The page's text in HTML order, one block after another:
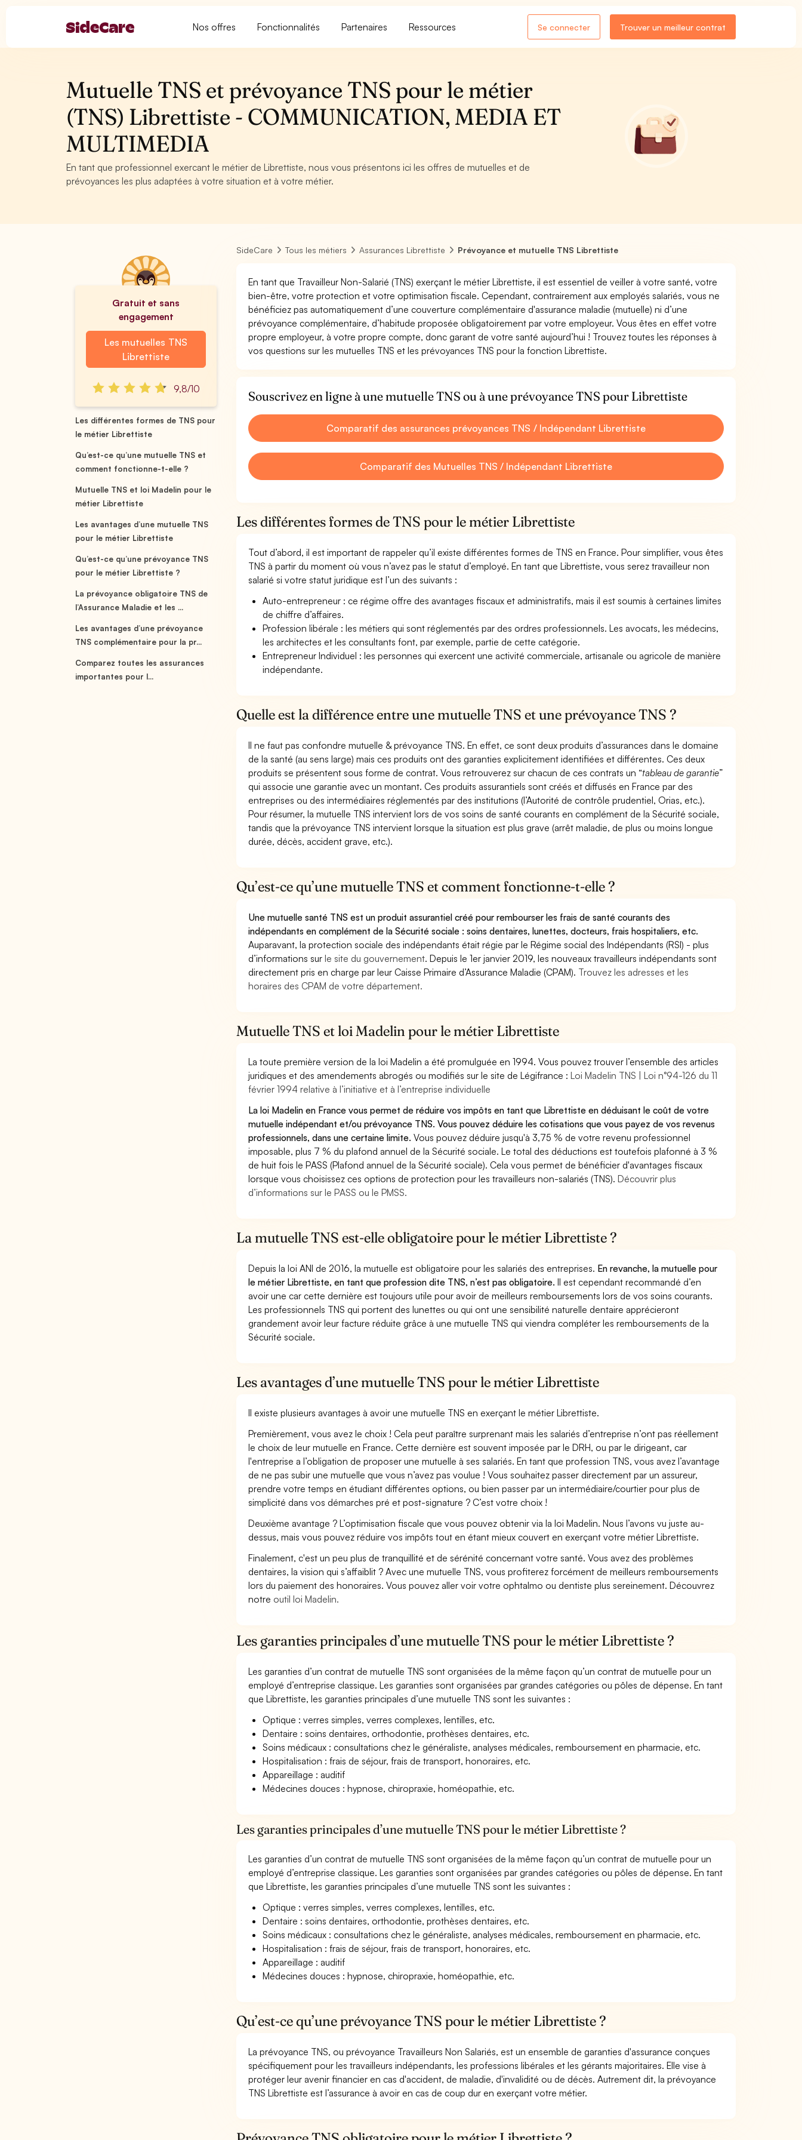
Nos offres Fonctionnalités Partenaires Ressources Se connecter Trouver un meilleur contrat
Mutuelle TNS et prévoyance TNS pour le métier
(TNS) Librettiste - COMMUNICATION, MEDIA ET
MULTIMEDIA
En tant que professionnel exercant le métier de Librettiste, nous vous présentons ici les offres de mutuelles et de
prévoyances les plus adaptées à votre situation et à votre métier.
Gratuit et sans
engagement
Les mutuelles TNS
Librettiste
9,8/10
Les différentes formes de TNS pour
le métier Librettiste
Qu’est-ce qu’une mutuelle TNS et
comment fonctionne-t-elle ?
Mutuelle TNS et loi Madelin pour le
métier Librettiste
Les avantages d’une mutuelle TNS
pour le métier Librettiste
Qu’est-ce qu’une prévoyance TNS
pour le métier Librettiste ?
La prévoyance obligatoire TNS de
l’Assurance Maladie et les ...
Les avantages d’une prévoyance
TNS complémentaire pour la pr...
Comparez toutes les assurances
importantes pour l...
SideCare Tous les métiers Assurances Librettiste Prévoyance et mutuelle TNS Librettiste
En tant que Travailleur Non-Salarié (TNS) exerçant le métier Librettiste, il est essentiel de veiller à votre santé, votre
bien-être, votre protection et votre optimisation fiscale. Cependant, contrairement aux employés salariés, vous ne
bénéficiez pas automatiquement d’une couverture complémentaire d'assurance maladie (mutuelle) ni d’une
prévoyance complémentaire, d’habitude proposée obligatoirement par votre employeur. Vous êtes en effet votre
propre employeur, à votre propre compte, donc garant de votre santé aujourd’hui ! Trouvez toutes les réponses à
vos questions sur les mutuelles TNS et les prévoyances TNS pour la fonction Librettiste.
Souscrivez en ligne à une mutuelle TNS ou à une prévoyance TNS pour Librettiste
Comparatif des assurances prévoyances TNS / Indépendant Librettiste
Comparatif des Mutuelles TNS / Indépendant Librettiste
Les différentes formes de TNS pour le métier Librettiste
Tout d’abord, il est important de rappeler qu’il existe différentes formes de TNS en France. Pour simplifier, vous êtes
TNS à partir du moment où vous n’avez pas le statut d’employé. En tant que Librettiste, vous serez travailleur non
salarié si votre statut juridique est l’un des suivants :
Auto-entrepreneur : ce régime offre des avantages fiscaux et administratifs, mais il est soumis à certaines limites
de chiffre d’affaires.
Profession libérale : les métiers qui sont réglementés par des ordres professionnels. Les avocats, les médecins,
les architectes et les consultants font, par exemple, partie de cette catégorie.
Entrepreneur Individuel : les personnes qui exercent une activité commerciale, artisanale ou agricole de manière
indépendante.
Quelle est la différence entre une mutuelle TNS et une prévoyance TNS ?
Il ne faut pas confondre mutuelle & prévoyance TNS. En effet, ce sont deux produits d’assurances dans le domaine
de la santé (au sens large) mais ces produits ont des garanties explicitement identifiées et différentes. Ces deux
produits se présentent sous forme de contrat. Vous retrouverez sur chacun de ces contrats un “tableau de garantie”
qui associe une garantie avec un montant. Ces produits assurantiels sont créés et diffusés en France par des
entreprises ou des intermédiaires réglementés par des institutions (l’Autorité de contrôle prudentiel, Orias, etc.).
Pour résumer, la mutuelle TNS intervient lors de vos soins de santé courants en complément de la Sécurité sociale,
tandis que la prévoyance TNS intervient lorsque la situation est plus grave (arrêt maladie, de plus ou moins longue
durée, décès, accident grave, etc.).
Qu’est-ce qu’une mutuelle TNS et comment fonctionne-t-elle ?
Une mutuelle santé TNS est un produit assurantiel créé pour rembourser les frais de santé courants des
indépendants en complément de la Sécurité sociale : soins dentaires, lunettes, docteurs, frais hospitaliers, etc.
Auparavant, la protection sociale des indépendants était régie par le Régime social des Indépendants (RSI) - plus
d’informations surle site du gouvernement. Depuis le 1er janvier 2019, les nouveaux travailleurs indépendants sont
directement pris en charge par leur Caisse Primaire d’Assurance Maladie (CPAM). Trouvez les adresses et les
horaires des CPAM de votre département.
Mutuelle TNS et loi Madelin pour le métier Librettiste
La toute première version de la loi Madelin a été promulguée en 1994. Vous pouvez trouver l’ensemble des articles
juridiques et des amendements abrogés ou modifiés sur le site de Légifrance :Loi Madelin TNS | Loi n°94-126 du 11
février 1994 relative à l’initiative et à l’entreprise individuelle
La loi Madelin en France vous permet de réduire vos impôts en tant que Librettiste en déduisant le coût de votre
mutuelle indépendant et/ou prévoyance TNS. Vous pouvez déduire les cotisations que vous payez de vos revenus
professionnels, dans une certaine limite.Vous pouvez déduire jusqu'à 3,75 % de votre revenu professionnel
imposable, plus 7 % du plafond annuel de la Sécurité sociale. Le total des déductions est toutefois plafonné à 3 %
de huit fois le PASS (Plafond annuel de la Sécurité sociale). Cela vous permet de bénéficier d'avantages fiscaux
lorsque vous choisissez ces options de protection pour les travailleurs non-salariés (TNS).Découvrir plus
d’informations sur le PASS ou le PMSS.
La mutuelle TNS est-elle obligatoire pour le métier Librettiste ?
Depuis la loi ANI de 2016, la mutuelle est obligatoire pour les salariés des entreprises. En revanche, la mutuelle pour
le métier Librettiste, en tant que profession dite TNS, n’est pas obligatoire.Il est cependant recommandé d’en
avoir une car cette dernière est toujours utile pour avoir de meilleurs remboursements lors de vos soins courants.
Les professionnels TNS qui portent des lunettes ou qui ont une sensibilité naturelle dentaire apprécieront
grandement avoir leur facture réduite grâce à une mutuelle TNS qui viendra compléter les remboursements de la
Sécurité sociale.
Les avantages d’une mutuelle TNS pour le métier Librettiste
Il existe plusieurs avantages à avoir une mutuelle TNS en exerçant le métier Librettiste.
Premièrement, vous avez le choix ! Cela peut paraître surprenant mais les salariés d’entreprise n’ont pas réellement
le choix de leur mutuelle en France. Cette dernière est souvent imposée par le DRH, ou par le dirigeant, car
l'entreprise a l’obligation de proposer une mutuelle à ses salariés. En tant que profession TNS, vous avez l’avantage
de ne pas subir une mutuelle que vous n’avez pas voulue ! Vous souhaitez passer directement par un assureur,
prendre votre temps en étudiant différentes options, ou bien passer par un intermédiaire/courtier pour plus de
simplicité dans vos démarches pré et post-signature ? C’est votre choix !
Deuxième avantage ? L’optimisation fiscale que vous pouvez obtenir via la loi Madelin. Nous l’avons vu juste au-
dessus, mais vous pouvez réduire vos impôts tout en étant mieux couvert en exerçant votre métier Librettiste.
Finalement, c'est un peu plus de tranquillité et de sérénité concernant votre santé. Vous avez des problèmes
dentaires, la vision qui s’affaiblit ? Avec une mutuelle TNS, vous profiterez forcément de meilleurs remboursements
lors du paiement des honoraires. Vous pouvez aller voir votre ophtalmo ou dentiste plus sereinement. Découvrez
notre outil loi Madelin.
Les garanties principales d’une mutuelle TNS pour le métier Librettiste ?
Les garanties d’un contrat de mutuelle TNS sont organisées de la même façon qu’un contrat de mutuelle pour un
employé d’entreprise classique. Les garanties sont organisées par grandes catégories ou pôles de dépense. En tant
que Librettiste, les garanties principales d’une mutuelle TNS sont les suivantes :
Optique : verres simples, verres complexes, lentilles, etc.
Dentaire : soins dentaires, orthodontie, prothèses dentaires, etc.
Soins médicaux : consultations chez le généraliste, analyses médicales, remboursement en pharmacie, etc.
Hospitalisation : frais de séjour, frais de transport, honoraires, etc.
Appareillage : auditif
Médecines douces : hypnose, chiropraxie, homéopathie, etc.
Les garanties principales d’une mutuelle TNS pour le métier Librettiste ?
Les garanties d’un contrat de mutuelle TNS sont organisées de la même façon qu’un contrat de mutuelle pour un
employé d’entreprise classique. Les garanties sont organisées par grandes catégories ou pôles de dépense. En tant
que Librettiste, les garanties principales d’une mutuelle TNS sont les suivantes :
Optique : verres simples, verres complexes, lentilles, etc.
Dentaire : soins dentaires, orthodontie, prothèses dentaires, etc.
Soins médicaux : consultations chez le généraliste, analyses médicales, remboursement en pharmacie, etc.
Hospitalisation : frais de séjour, frais de transport, honoraires, etc.
Appareillage : auditif
Médecines douces : hypnose, chiropraxie, homéopathie, etc.
Qu’est-ce qu’une prévoyance TNS pour le métier Librettiste ?
La prévoyance TNS, ou prévoyance Travailleurs Non Salariés, est un ensemble de garanties d'assurance conçues
spécifiquement pour les travailleurs indépendants, les professions libérales et les gérants majoritaires. Elle vise à
protéger leur avenir financier en cas d'accident, de maladie, d'invalidité ou de décès. Autrement dit, la prévoyance
TNS Librettiste est l’assurance à avoir en cas de coup dur en exerçant votre métier.